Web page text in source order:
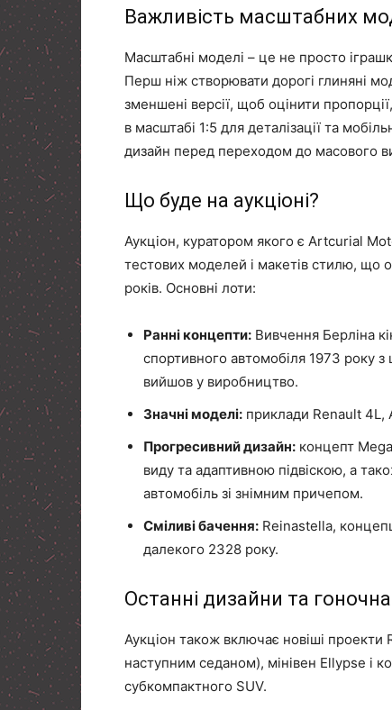
Важливість масштабних
Масштабні моделі – це не просто
Перш ніж створювати дорогі глиняні
зменшені версії, щоб оцінити
в масштабі 1:5 для деталізації та
дизайн перед переходом до масового
Що буде на аукціоні?
Аукціон, куратором якого є Artcurial
тестових моделей і макетів стилю, що
років. Основні лоти:
Ранні концепти: Вивчення Берліна
спортивного автомобіля 1973 року
вийшов у виробництво.
Значні моделі: приклади Renault 4L,
Прогресивний дизайн: концепт
виду та адаптивною підвіскою, а
автомобіль зі знімним причепом.
Сміливі бачення: Reinastella,
далекого 2328 року.
Останні дизайни та
Аукціон також включає новіші проекти
наступним седаном), мінівен Ellypse і
субкомпактного SUV.